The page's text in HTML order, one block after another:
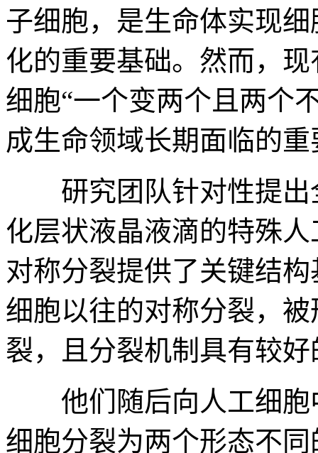
子细胞，是生命体实现
化的重要基础。然而，
细胞“一个变两个且两个
成生命领域长期面临的
研究团队针对性提出
化层状液晶液滴的特殊
对称分裂提供了关键结
细胞以往的对称分裂，
裂，且分裂机制具有较
他们随后向人工细胞
细胞分裂为两个形态不